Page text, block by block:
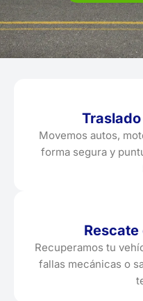
Movemos autos,
forma segura y
Recuperamos tu
fallas mecánicas o